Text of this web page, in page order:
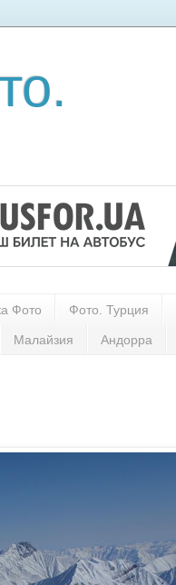
Фото Фото. Турция
Малайзия Андорра